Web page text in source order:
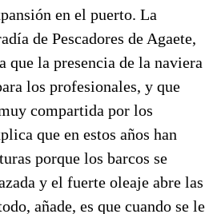
en el puerto. La
de Pescadores de Agaete,
que la presencia de la naviera
los profesionales, y que
compartida por los
que en estos años han
porque los barcos se
y el fuerte oleaje abre las
añade, es que cuando se le